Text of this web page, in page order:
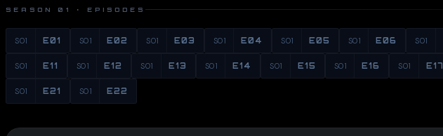
SEASON 01 · EPISODES
S01 E01 S01 E02 S01 E03 S01 E04 S01 E05 S01 E06 S01
S01 E11 S01 E12 S01 E13 S01 E14 S01 E15 S01 E16 S01 E17
S01 E21 S01 E22